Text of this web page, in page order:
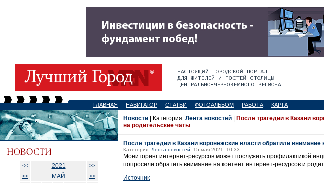
ГЛАВНАЯ НАВИГАТОР СТАТЬИ ФОТОАЛЬБОМ РАБОТА КАРТА
<< 2021
>>
<<
МАЙ >>
Новости | Категория: Лента новостей
После трагедии в Казани
на родительские чаты
После трагедии в Казани воронежские власти обратили
Категория: Лента новостей , 15 мая 2021, 10:33
Мониторинг интернет-ресурсов может послужить профилактикой
попросили обратить внимание на контент интернет-ресурсов и
Источник